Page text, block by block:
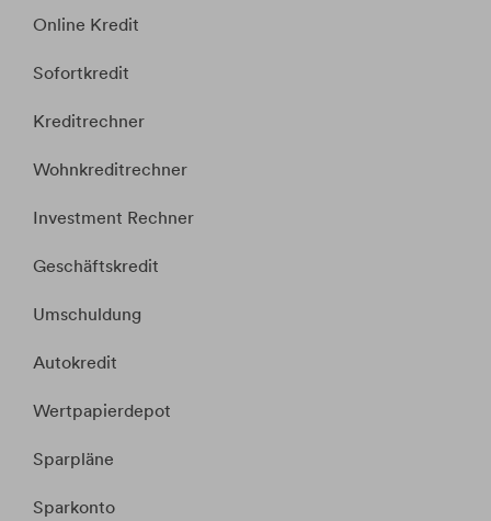
Online Kredit
Sofortkredit
Kreditrechner
Wohnkreditrechner
Investment Rechner
Geschäftskredit
Umschuldung
Autokredit
Wertpapierdepot
Sparpläne
Sparkonto